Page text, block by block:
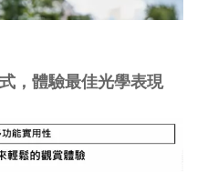
，體驗最佳光學表現